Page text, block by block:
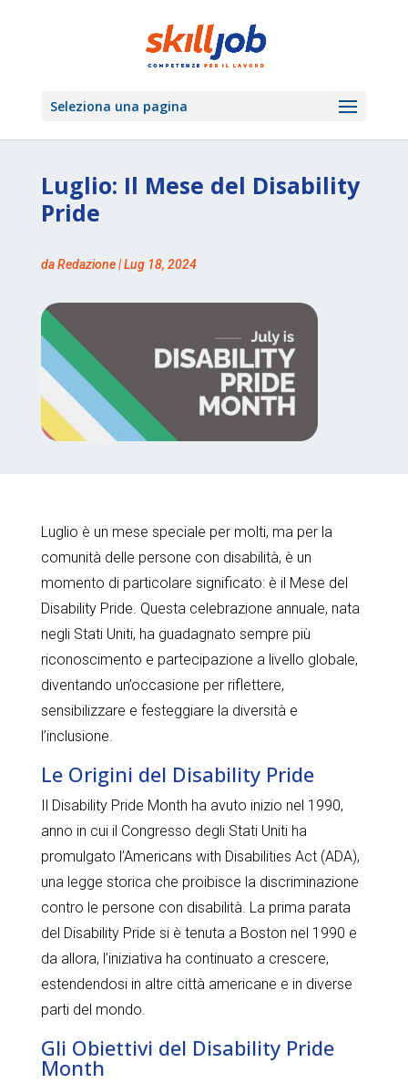
Seleziona una pagina
Luglio: Il Mese del Disability
Pride
daRedazione|Lug 18, 2024
Luglio è un mese speciale per molti, ma per la
comunità delle persone con disabilità, è un
momento di particolare significato: è il Mese del
Disability Pride. Questa celebrazione annuale, nata
negli Stati Uniti, ha guadagnato sempre più
riconoscimento e partecipazione a livello globale,
diventando un’occasione per riflettere,
sensibilizzare e festeggiare la diversità e
l’inclusione.
Le Origini del Disability Pride
Il Disability Pride Month ha avuto inizio nel 1990,
anno in cui il Congresso degli Stati Uniti ha
promulgato l’Americans with Disabilities Act (ADA),
una legge storica che proibisce la discriminazione
contro le persone con disabilità. La prima parata
del Disability Pride si è tenuta a Boston nel 1990 e
da allora, l’iniziativa ha continuato a crescere,
estendendosi in altre città americane e in diverse
parti del mondo.
Gli Obiettivi del Disability Pride
Month